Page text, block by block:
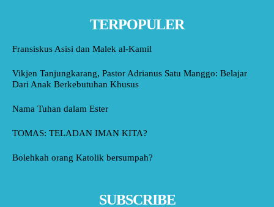
TERPOPULER
Fransiskus Asisi dan Malek al-Kamil
Vikjen Tanjungkarang, Pastor Adrianus Satu Manggo: Belajar
Dari Anak Berkebutuhan Khusus
Nama Tuhan dalam Ester
TOMAS: TELADAN IMAN KITA?
Bolehkah orang Katolik bersumpah?
SUBSCRIBE